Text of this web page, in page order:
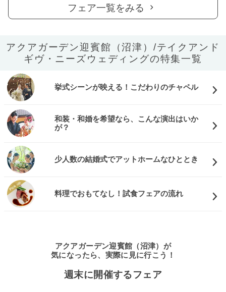
フェア一覧をみる
アクアガーデン迎賓館（沼津）/テイクアンド
ギヴ・ニーズウェディングの特集一覧
挙式シーンが映える！こだわりのチャペル
和装・和婚を希望なら、こんな演出はいか
が？
少人数の結婚式でアットホームなひととき
料理でおもてなし！試食フェアの流れ
アクアガーデン迎賓館（沼津）が
気になったら、実際に見に行こう！
週末に開催するフェア